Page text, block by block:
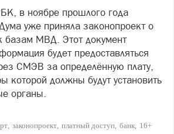
в ноябре прошлого года
уже приняла законопроект о
базам МВД. Этот документ
будет предоставляться
СМЭВ за определённую плату,
которой должны будут установить
органы.
законопроект платный доступ банк 16+